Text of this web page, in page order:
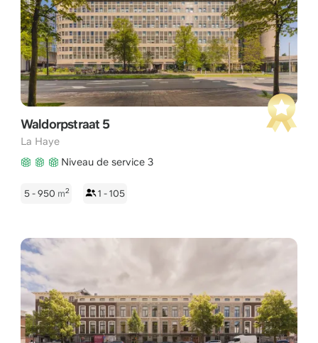
Waldorpstraat 5
La Haye
Niveau de service 3
5 - 950 m2 1 - 105